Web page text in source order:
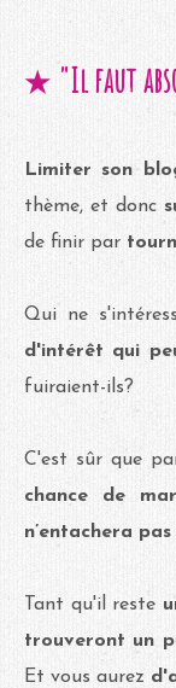
★ "Il faut
Limiter son
thème, et donc
de finir par
Qui ne
d'intérêt qui
fuiraient-ils?
C'est sûr que
chance de
n’entachera
Tant qu'il reste
trouveront un
Et vous aurez